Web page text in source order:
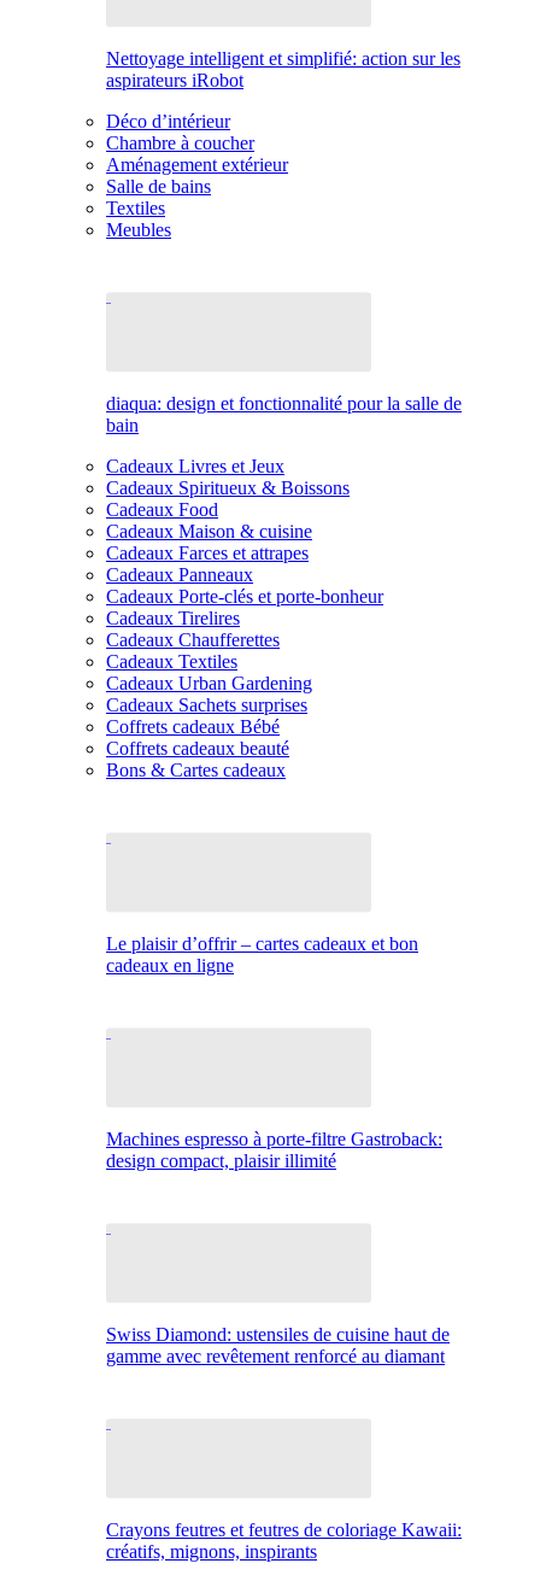
Nettoyage intelligent et simplifié: action sur les
aspirateurs iRobot
Déco d’intérieur
Chambre à coucher
Aménagement extérieur
Salle de bains
Textiles
Meubles
diaqua: design et fonctionnalité pour la salle de
bain
Cadeaux Livres et Jeux
Cadeaux Spiritueux & Boissons
Cadeaux Food
Cadeaux Maison & cuisine
Cadeaux Farces et attrapes
Cadeaux Panneaux
Cadeaux Porte-clés et porte-bonheur
Cadeaux Tirelires
Cadeaux Chaufferettes
Cadeaux Textiles
Cadeaux Urban Gardening
Cadeaux Sachets surprises
Coffrets cadeaux Bébé
Coffrets cadeaux beauté
Bons & Cartes cadeaux
Le plaisir d’offrir – cartes cadeaux et bon
cadeaux en ligne
Machines espresso à porte-filtre Gastroback:
design compact, plaisir illimité
Swiss Diamond: ustensiles de cuisine haut de
gamme avec revêtement renforcé au diamant
Crayons feutres et feutres de coloriage Kawaii:
créatifs, mignons, inspirants